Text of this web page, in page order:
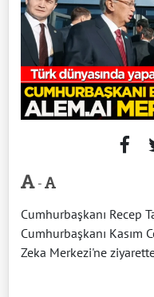
-
Cumhurbaşkanı Recep
Cumhurbaşkanı Kasım
Zeka Merkezi'ne